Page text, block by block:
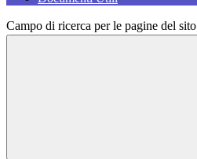
Campo di ricerca per le pagine del sito